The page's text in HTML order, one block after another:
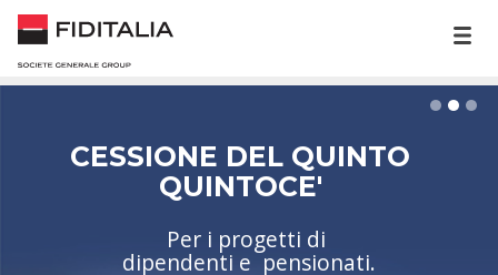
CESSIONE DEL QUINTO
QUINTOCE'
Per i progetti di
dipendenti e pensionati.